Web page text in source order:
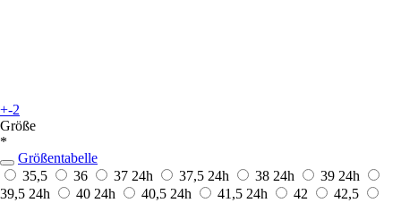
+-2
Größe
*
Größentabelle
35,5
36 37 24h 37,5 24h 38 24h 39 24h
39,5 24h 40 24h 40,5 24h 41,5 24h 42
42,5